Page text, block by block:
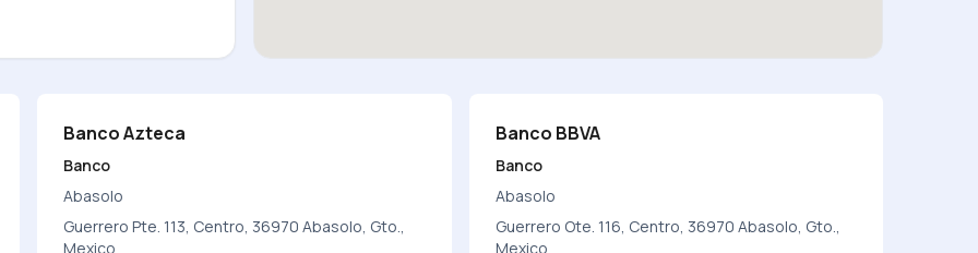
Banco Azteca
Banco
Abasolo
Guerrero Pte. 113, Centro, 36970 Abasolo, Gto.,
Mexico
Banco BBVA
Banco
Abasolo
Guerrero Ote. 116, Centro, 36970 Abasolo, Gto.,
Mexico